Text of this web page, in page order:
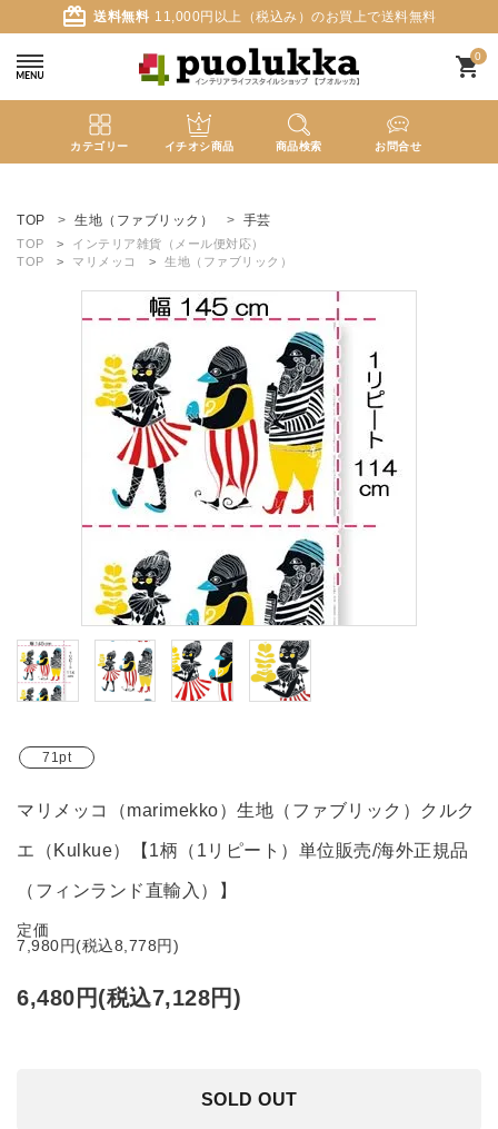
card_giftcard 送料無料 11,000円以上（税込み）のお買上で送料無料
0
shopping_cart
カテゴリー イチオシ商品 商品検索 お問合せ
ようこそ ゲスト 様
search
カテゴリーから探す
ガイドライン
TOP 生地（ファブリック） 手芸
TOP
インテリア雑貨（メール便対応）
TOP
マリメッコ 生地（ファブリック）
71pt
マリメッコ（marimekko）生地（ファブリック）クルク
エ（Kulkue）【1柄（1リピート）単位販売/海外正規品
（フィンランド直輸入）】
定価
7,980円(税込8,778円)
6,480円(税込7,128円)
SOLD OUT